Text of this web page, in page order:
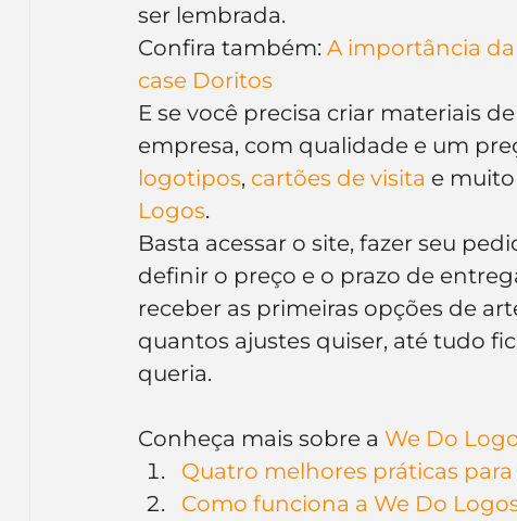
ser lembrada.
Confira também: A importância
case Doritos
E se você precisa criar materiais
empresa, com qualidade e um
logotipos, cartões de visita e
Logos.
Basta acessar o site, fazer seu
definir o preço e o prazo de
receber as primeiras opções de
quantos ajustes quiser, até tudo
queria.
Conheça mais sobre a We Do
Quatro melhores práticas
Como funciona a We Do